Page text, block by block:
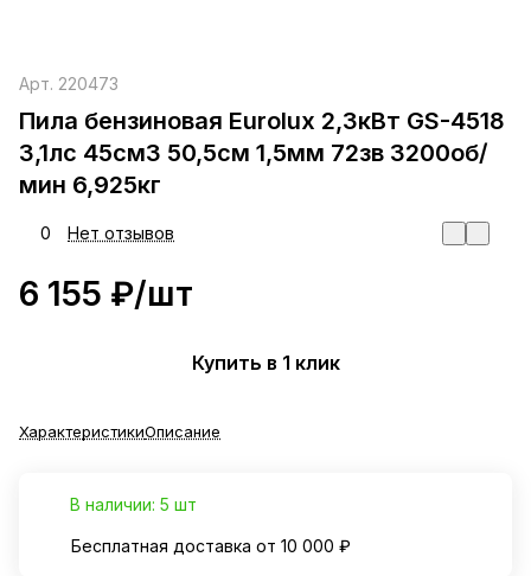
Арт. 220473
Пила бензиновая Eurolux 2,3кВт GS-4518
3,1лс 45см3 50,5см 1,5мм 72зв 3200об/
мин 6,925кг
0 Нет отзывов
6 155 ₽/шт
Купить в 1 клик
ХарактеристикиОписание
В наличии: 5 шт
Бесплатная доставка от 10 000 ₽